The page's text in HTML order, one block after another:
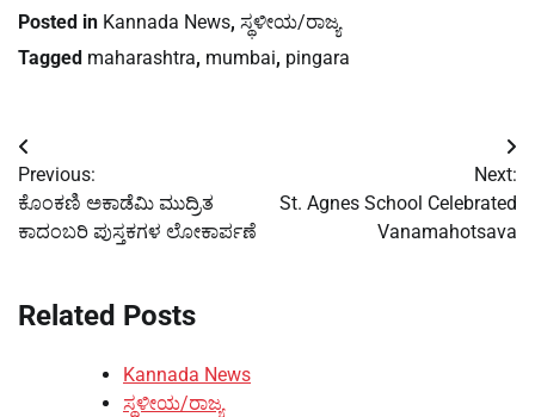
Posted in Kannada News, ಸ್ಥಳೀಯ/ರಾಜ್ಯ
Tagged maharashtra, mumbai, pingara
Post
navigation
Previous:
ಕೊಂಕಣಿ ಅಕಾಡೆಮಿ ಮುದ್ರಿತ
ಕಾದಂಬರಿ ಪುಸ್ತಕಗಳ ಲೋಕಾರ್ಪಣೆ
Next:
St. Agnes School Celebrated
Vanamahotsava
Related Posts
Kannada News
ಸ್ಥಳೀಯ/ರಾಜ್ಯ